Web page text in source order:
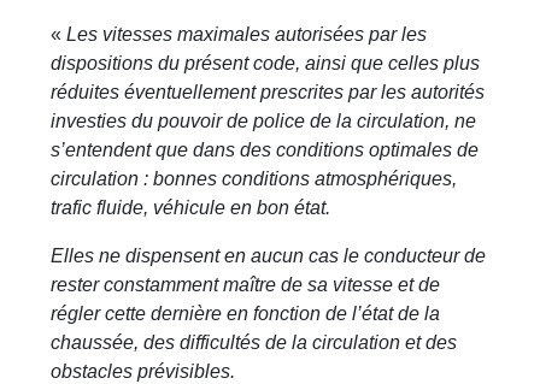
«Les vitesses maximales autorisées par les
dispositions du présent code, ainsi que celles plus
réduites éventuellement prescrites par les autorités
investies du pouvoir de police de la circulation, ne
s’entendent que dans des conditions optimales de
circulation : bonnes conditions atmosphériques,
trafic fluide, véhicule en bon état.
Elles ne dispensent en aucun cas le conducteur de
rester constamment maître de sa vitesse et de
régler cette dernière en fonction de l’état de la
chaussée, des difficultés de la circulation et des
obstacles prévisibles.